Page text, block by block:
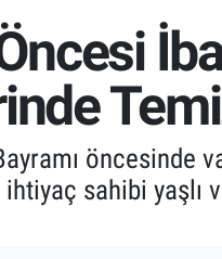
öncesinde
sahibi yaşlı